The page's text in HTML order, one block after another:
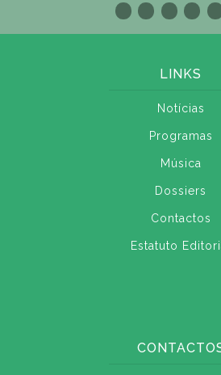
LINKS
Notícias
Programas
Música
Dossiers
Contactos
Estatuto